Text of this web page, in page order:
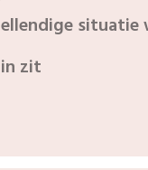
ellendige situatie
in zit